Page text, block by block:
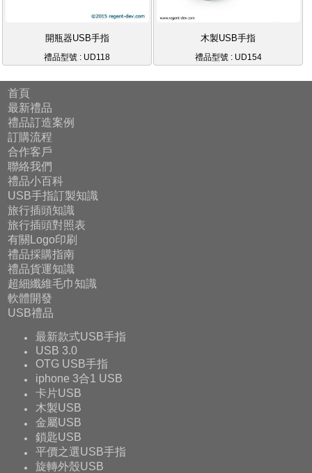
開瓶器USB手指
禮品型號 : UD118
木製USB手指
禮品型號 : UD154
首頁
最新禮品
禮品訂造案例
訂購流程
合作客戶
聯絡我們
禮品小百科
USB手指訂製知識
旅行插頭知識
旅行插頭對照表
有關Logo印刷
禮品採購指南
禮品貨運知識
超細纖維毛巾知識
軟體開發
USB禮品
最新款式USB手指
USB 3.0
OTG USB手指
iphone 3合1 USB
卡片USB
木製USB
金屬USB
鎖匙USB
平價之選USB手指
旋轉外殼USB